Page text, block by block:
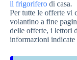
il frigorifero di casa.
Per tutte le offerte vi
volantino a fine
delle offerte, i lettori
informazioni indicate